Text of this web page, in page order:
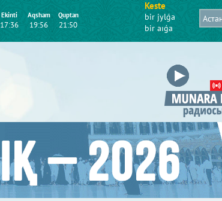
Ekіntі
17:36
Aqsham
19:56
Quptan
21:50
Keste
bіr jylǵa
bіr aıǵa